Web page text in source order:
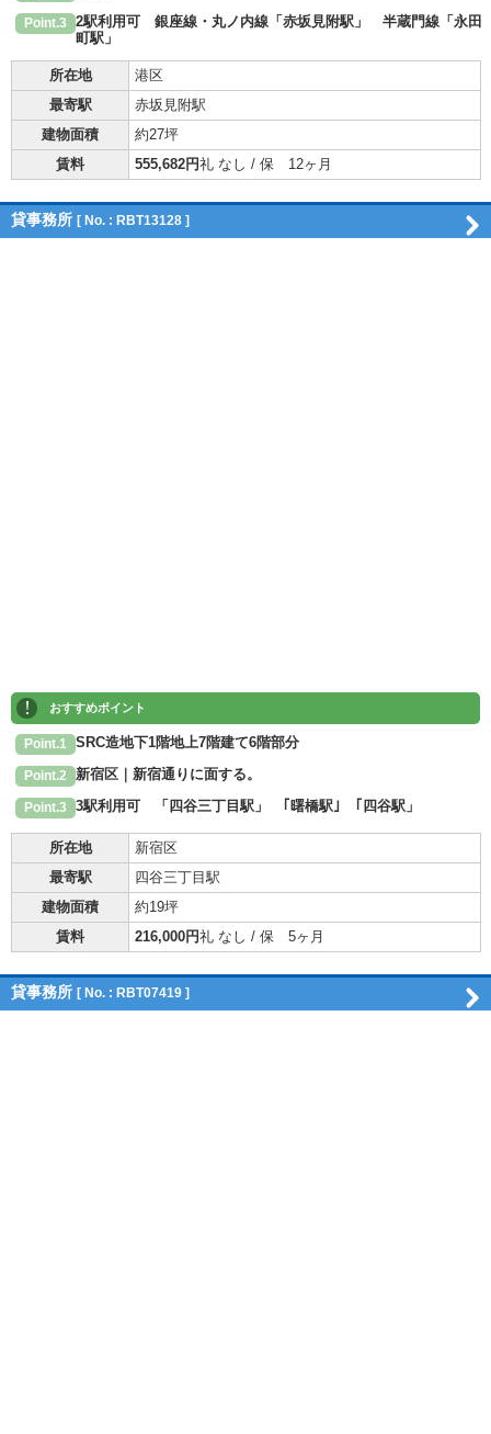
Point.3
2駅利用可 銀座線・丸ノ内線「赤坂見附駅」 半蔵門線「永田
町駅」
所在地
港区
最寄駅
赤坂見附駅
建物面積
約27坪
賃料
555,682円礼 なし / 保 12ヶ月
貸事務所 [ No. : RBT13128 ]
! おすすめポイント
Point.1 SRC造地下1階地上7階建て6階部分
Point.2 新宿区｜新宿通りに面する。
Point.3 3駅利用可 「四谷三丁目駅」 ｢曙橋駅｣ ｢四谷駅」
所在地
新宿区
最寄駅
四谷三丁目駅
建物面積
約19坪
賃料
216,000円礼 なし / 保 5ヶ月
貸事務所 [ No. : RBT07419 ]